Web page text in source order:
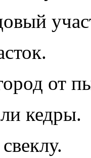
от
кедры.